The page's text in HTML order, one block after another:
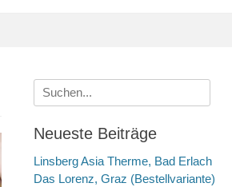
Suche
nach:
Neueste Beiträge
Linsberg Asia Therme, Bad Erlach
Das Lorenz, Graz (Bestellvariante)